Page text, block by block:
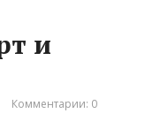
и
Комментарии: 0